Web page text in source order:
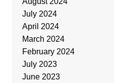
July 2024
April 2024
March 2024
February 2024
July 2023
June 2023